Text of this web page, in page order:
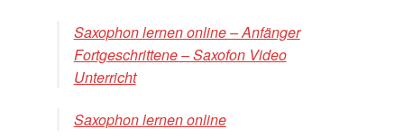
Saxophon lernen online – Anfänger
Fortgeschrittene – Saxofon Video
Unterricht
Saxophon lernen online